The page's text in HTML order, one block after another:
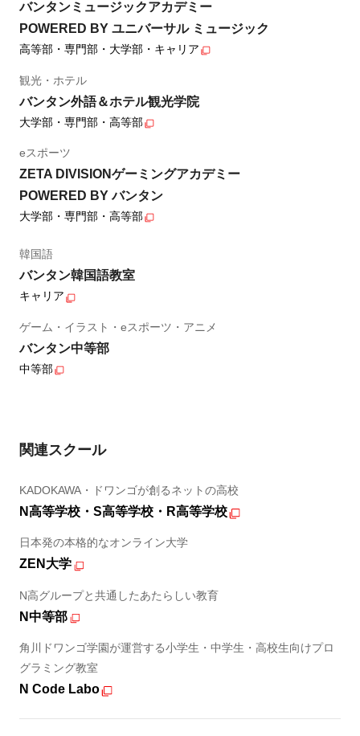
バンタンミュージックアカデミー
POWERED BY ユニバーサル ミュージック
高等部・専門部・大学部・キャリア
観光・ホテル
バンタン外語＆ホテル観光学院
大学部・専門部・高等部
eスポーツ
ZETA DIVISIONゲーミングアカデミー
POWERED BY バンタン
大学部・専門部・高等部
韓国語
バンタン韓国語教室
キャリア
ゲーム・イラスト・eスポーツ・アニメ
バンタン中等部
中等部
関連スクール
KADOKAWA・ドワンゴが創るネットの高校
N高等学校・S高等学校・R高等学校
日本発の本格的なオンライン大学
ZEN大学
N高グループと共通したあたらしい教育
N中等部
角川ドワンゴ学園が運営する小学生・中学生・高校生向けプロ
グラミング教室
N Code Labo